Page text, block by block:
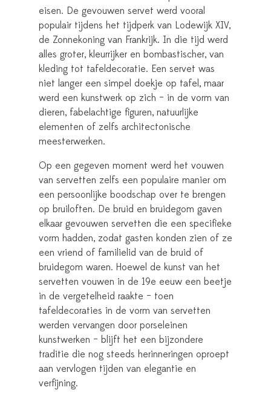
eisen. De gevouwen servet werd vooral
populair tijdens het tijdperk van Lodewijk XIV,
de Zonnekoning van Frankrijk. In die tijd werd
alles groter, kleurrijker en bombastischer, van
kleding tot tafeldecoratie. Een servet was
niet langer een simpel doekje op tafel, maar
werd een kunstwerk op zich – in de vorm van
dieren, fabelachtige figuren, natuurlijke
elementen of zelfs architectonische
meesterwerken.
Op een gegeven moment werd het vouwen
van servetten zelfs een populaire manier om
een persoonlijke boodschap over te brengen
op bruiloften. De bruid en bruidegom gaven
elkaar gevouwen servetten die een specifieke
vorm hadden, zodat gasten konden zien of ze
een vriend of familielid van de bruid of
bruidegom waren. Hoewel de kunst van het
servetten vouwen in de 19e eeuw een beetje
in de vergetelheid raakte – toen
tafeldecoraties in de vorm van servetten
werden vervangen door porseleinen
kunstwerken – blijft het een bijzondere
traditie die nog steeds herinneringen oproept
aan vervlogen tijden van elegantie en
verfijning.